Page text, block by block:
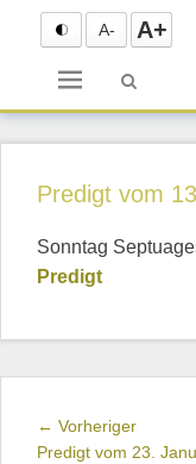
A- A+
Menü
Predigt vom
Sonntag
Predigt
← Vorheriger
Beitrag:
Predigt vom 23.